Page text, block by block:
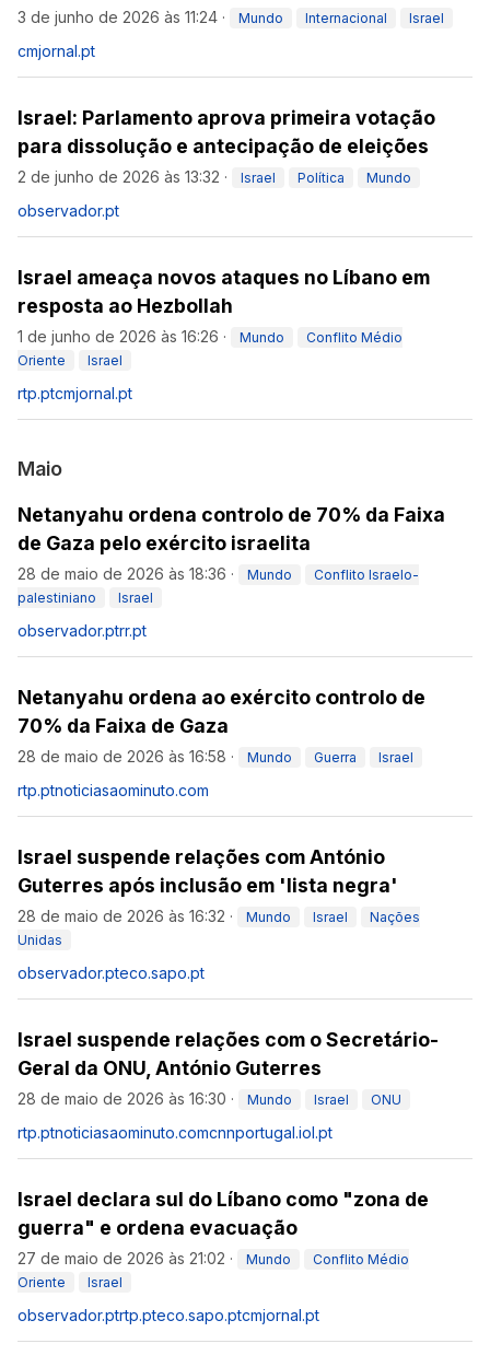
3 de junho de 2026 às 11:24 · Mundo Internacional Israel
cmjornal.pt
Israel: Parlamento aprova primeira votação
para dissolução e antecipação de eleições
2 de junho de 2026 às 13:32 · Israel Política Mundo
observador.pt
Israel ameaça novos ataques no Líbano em
resposta ao Hezbollah
1 de junho de 2026 às 16:26 · Mundo
Conflito Médio
Oriente
Israel
rtp.ptcmjornal.pt
Maio
Netanyahu ordena controlo de 70% da Faixa
de Gaza pelo exército israelita
28 de maio de 2026 às 18:36 · Mundo
Conflito Israelo-
palestiniano
Israel
observador.ptrr.pt
Netanyahu ordena ao exército controlo de
70% da Faixa de Gaza
28 de maio de 2026 às 16:58 · Mundo Guerra Israel
rtp.ptnoticiasaominuto.com
Israel suspende relações com António
Guterres após inclusão em 'lista negra'
28 de maio de 2026 às 16:32 · Mundo Israel
Nações
Unidas
observador.pteco.sapo.pt
Israel suspende relações com o Secretário-
Geral da ONU, António Guterres
28 de maio de 2026 às 16:30 · Mundo Israel ONU
rtp.ptnoticiasaominuto.comcnnportugal.iol.pt
Israel declara sul do Líbano como "zona de
guerra" e ordena evacuação
27 de maio de 2026 às 21:02 · Mundo
Conflito Médio
Oriente
Israel
observador.ptrtp.pteco.sapo.ptcmjornal.pt